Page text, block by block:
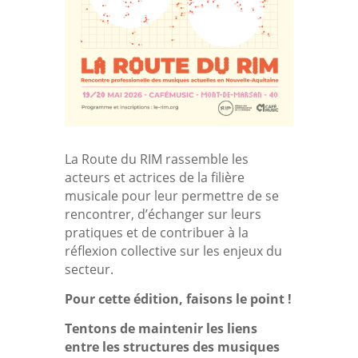
La Route du RIM rassemble les
acteurs et actrices de la filière
musicale pour leur permettre de se
rencontrer, d’échanger sur leurs
pratiques et de contribuer à la
réflexion collective sur les enjeux du
secteur.
Pour cette édition, faisons le point !
Tentons de maintenir les liens
entre les structures des musiques